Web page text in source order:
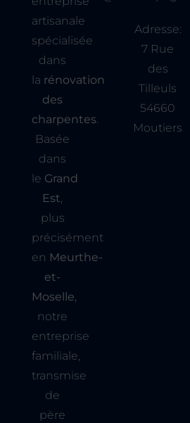
artisanale
spécialisée
dans
la rénovation
des
charpentes.
Basée
dans
le Grand
Est,
plus
précisément
en Meurthe-
et-
Moselle,
notre
entreprise
familiale,
transmise
de
père
Adresse:
7 Rue
des
Tilleuls
54660
Moutiers